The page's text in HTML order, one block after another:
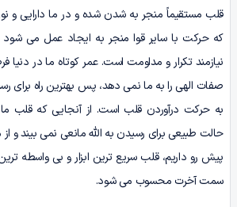
قلب مستقیماً منجر به شدن شده و در ما دارایی و
که حرکت با سایر قوا منجر به ایجاد عمل می شود
نیازمند تکرار و مداومت است. عمر کوتاه ما در
صفات الهی را به ما نمی دهد، پس بهترین راه برای
به حرکت درآوردن قلب است. از آنجایی که قلب ما
حالت طبیعی برای رسیدن به الله مانعی نمی بیند و از
پیش رو داریم، قلب سریع ترین ابزار و بی واسطه
سمت آخرت محسوب می شود.